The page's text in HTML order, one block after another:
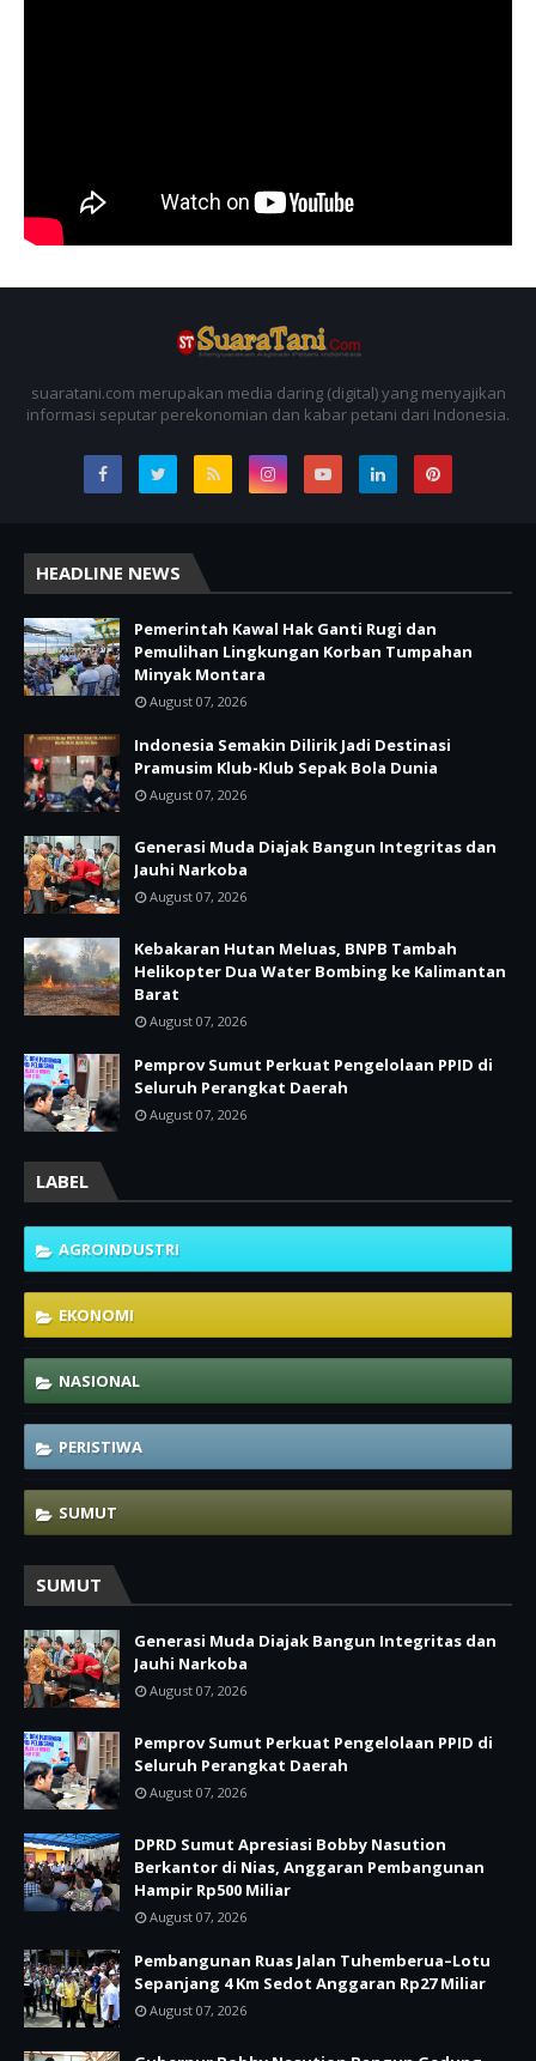
suaratani.com merupakan media daring (digital) yang menyajikan
informasi seputar perekonomian dan kabar petani dari Indonesia.
HEADLINE NEWS
Pemerintah Kawal Hak Ganti Rugi dan
Pemulihan Lingkungan Korban Tumpahan
Minyak Montara
August 07, 2026
Indonesia Semakin Dilirik Jadi Destinasi
Pramusim Klub-Klub Sepak Bola Dunia
August 07, 2026
Generasi Muda Diajak Bangun Integritas dan
Jauhi Narkoba
August 07, 2026
Kebakaran Hutan Meluas, BNPB Tambah
Helikopter Dua Water Bombing ke Kalimantan
Barat
August 07, 2026
Pemprov Sumut Perkuat Pengelolaan PPID di
Seluruh Perangkat Daerah
August 07, 2026
LABEL
AGROINDUSTRI
EKONOMI
NASIONAL
PERISTIWA
SUMUT
SUMUT
Generasi Muda Diajak Bangun Integritas dan
Jauhi Narkoba
August 07, 2026
Pemprov Sumut Perkuat Pengelolaan PPID di
Seluruh Perangkat Daerah
August 07, 2026
DPRD Sumut Apresiasi Bobby Nasution
Berkantor di Nias, Anggaran Pembangunan
Hampir Rp500 Miliar
August 07, 2026
Pembangunan Ruas Jalan Tuhemberua–Lotu
Sepanjang 4 Km Sedot Anggaran Rp27 Miliar
August 07, 2026